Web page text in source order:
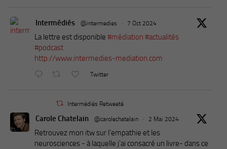
Intermédiés @intermedies · 7 Oct 2024
La lettre est disponible #médiation #actualités
#podcast
http://www.intermedies-mediation.com
Twitter
Intermédiés Retweeté
Carole Chatelain @carolechatelain · 2 Mai 2024
Retrouvez mon itw sur l’empathie et les
neurosciences - à laquelle j’ai consacré un livre- dans ce